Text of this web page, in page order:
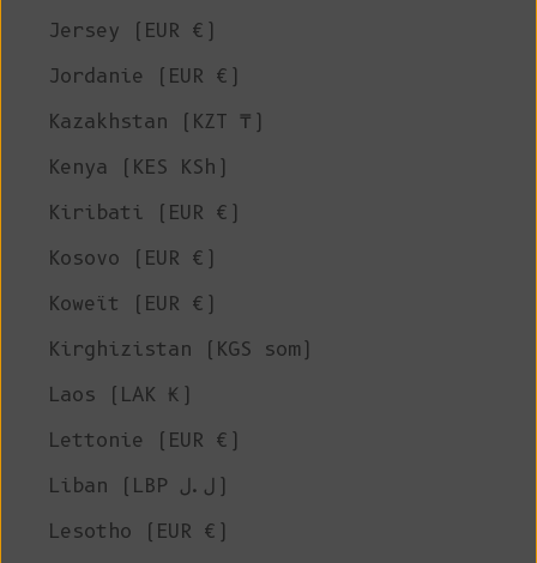
Jersey (EUR €)
Jordanie (EUR €)
Kazakhstan (KZT ₸)
Kenya (KES KSh)
Kiribati (EUR €)
Kosovo (EUR €)
Koweït (EUR €)
Kirghizistan (KGS som)
Laos (LAK ₭)
Lettonie (EUR €)
Liban (LBP ل.ل)
Lesotho (EUR €)